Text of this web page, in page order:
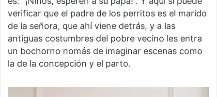
verificar que el padre de los perritos es el marido
de la señora, que ahí viene detrás, y a las
antiguas costumbres del pobre vecino les entra
un bochorno nomás de imaginar escenas como
la de la concepción y el parto.